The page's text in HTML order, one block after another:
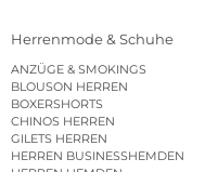
Herrenmode & Schuhe
ANZÜGE & SMOKINGS
BLOUSON HERREN
BOXERSHORTS
CHINOS HERREN
GILETS HERREN
HERREN BUSINESSHEMDEN